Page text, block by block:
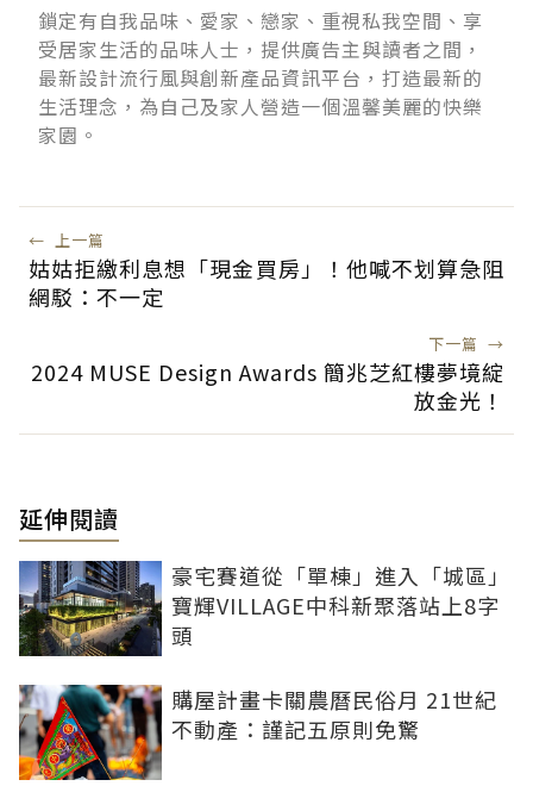
鎖定有自我品味、愛家、戀家、重視私我空間、享
受居家生活的品味人士，提供廣告主與讀者之間，
最新設計流行風與創新產品資訊平台，打造最新的
生活理念，為自己及家人營造一個溫馨美麗的快樂
家園。
← 上一篇
姑姑拒繳利息想「現金買房」！他喊不划算急阻
網駁：不一定
下一篇 →
2024 MUSE Design Awards 簡兆芝紅樓夢境綻
放金光！
延伸閱讀
豪宅賽道從「單棟」進入「城區」
寶輝VILLAGE中科新聚落站上8字
頭
購屋計畫卡關農曆民俗月 21世紀
不動產：謹記五原則免驚